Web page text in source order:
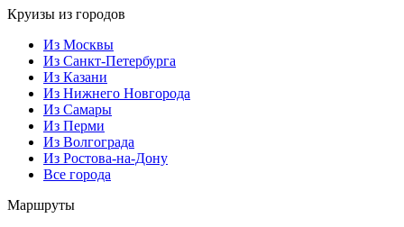
Круизы из городов
Из Москвы
Из Санкт-Петербурга
Из Казани
Из Нижнего Новгорода
Из Самары
Из Перми
Из Волгограда
Из Ростова-на-Дону
Все города
Маршруты